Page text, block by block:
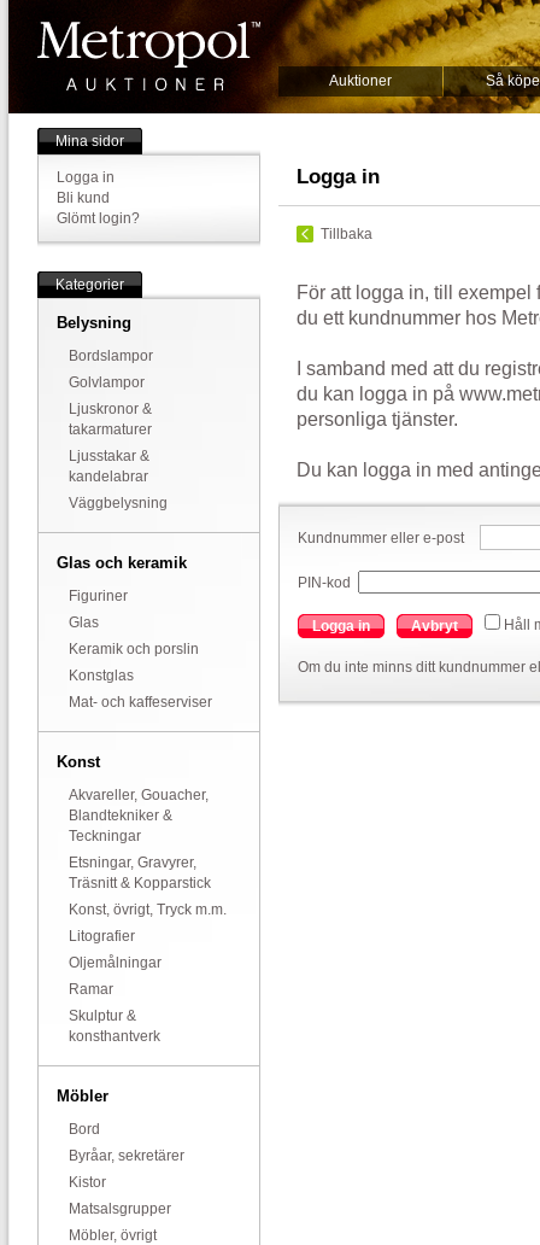
Auktioner Så
Mina sidor
Logga in
Bli kund
Glömt login?
Kategorier
Belysning
Bordslampor
Golvlampor
Ljuskronor &
takarmaturer
Ljusstakar &
kandelabrar
Väggbelysning
Glas och keramik
Figuriner
Glas
Keramik och porslin
Konstglas
Mat- och kaffeserviser
Konst
Akvareller, Gouacher,
Blandtekniker &
Teckningar
Etsningar, Gravyrer,
Träsnitt & Kopparstick
Konst, övrigt, Tryck m.m.
Litografier
Oljemålningar
Ramar
Skulptur &
konsthantverk
Möbler
Bord
Byråar, sekretärer
Kistor
Matsalsgrupper
Möbler, övrigt
Logga in
Tillbaka
För att logga in, till exempel
du ett kundnummer hos
I samband med att du
du kan logga in på
personliga tjänster.
Du kan logga in med
Kundnummer eller e-post
PIN-kod
Logga in Avbryt Håll
Om du inte minns ditt kundnummer